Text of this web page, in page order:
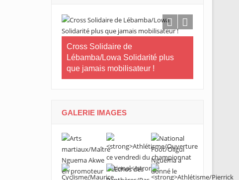
Cross Solidaire de
Lébamba/Lowa Solidarité plus
que jamais mobilisateur !
GALERIE IMAGES